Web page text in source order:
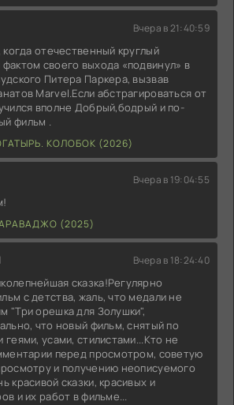
Вчера в 21:40:59
когда отечественный круглый
своего выхода «подвинул» в
Питера Паркера, вызвав
Marvel.Если абстрагироваться от
вполне Добрый,бодрый и по-
фильм .
КОЛОБОК (2026)
Вчера в 19:04:55
(2025)
Вчера в 18:24:40
сказка!Регулярно
с детства, жаль, что медали не
"Три орешка для Золушки",
что новый фильм, снятый по
усами, стилистами...Кто не
перед просмотром, советую
и получению неописуемого
красивой сказки, красивых и
и их работ в фильме...